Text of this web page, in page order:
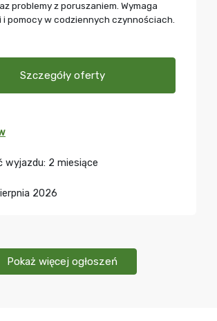
wyjazdu: 2 miesiące
2026
problemy z poruszaniem. Wymaga
i pomocy w codziennych czynnościach.
Szczegóły oferty
Pokaż więcej ogłoszeń